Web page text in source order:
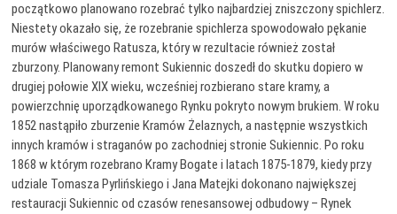
początkowo planowano rozebrać tylko najbardziej zniszczony spichlerz.
Niestety okazało się, że rozebranie spichlerza spowodowało pękanie
murów właściwego Ratusza, który w rezultacie również został
zburzony. Planowany remont Sukiennic doszedł do skutku dopiero w
drugiej połowie XIX wieku, wcześniej rozbierano stare kramy, a
powierzchnię uporządkowanego Rynku pokryto nowym brukiem. W roku
1852 nastąpiło zburzenie Kramów Żelaznych, a następnie wszystkich
innych kramów i straganów po zachodniej stronie Sukiennic. Po roku
1868 w którym rozebrano Kramy Bogate i latach 1875-1879, kiedy przy
udziale Tomasza Pyrlińskiego i Jana Matejki dokonano największej
restauracji Sukiennic od czasów renesansowej odbudowy – Rynek